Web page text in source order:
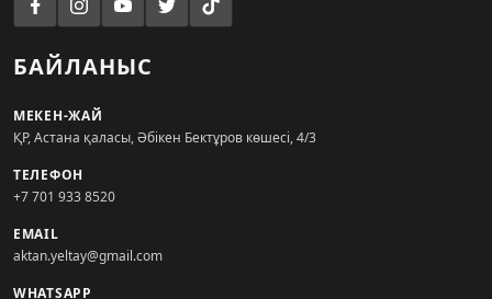
БАЙЛАНЫС
МЕКЕН-ЖАЙ
ҚР, Астана қаласы, Әбікен Бектұров көшесі, 4/3
ТЕЛЕФОН
+7 701 933 8520
EMAIL
aktan.yeltay@gmail.com
WHATSAPP